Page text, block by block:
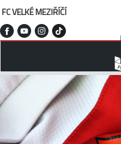
FC VELKÉ MEZIŘÍČÍ